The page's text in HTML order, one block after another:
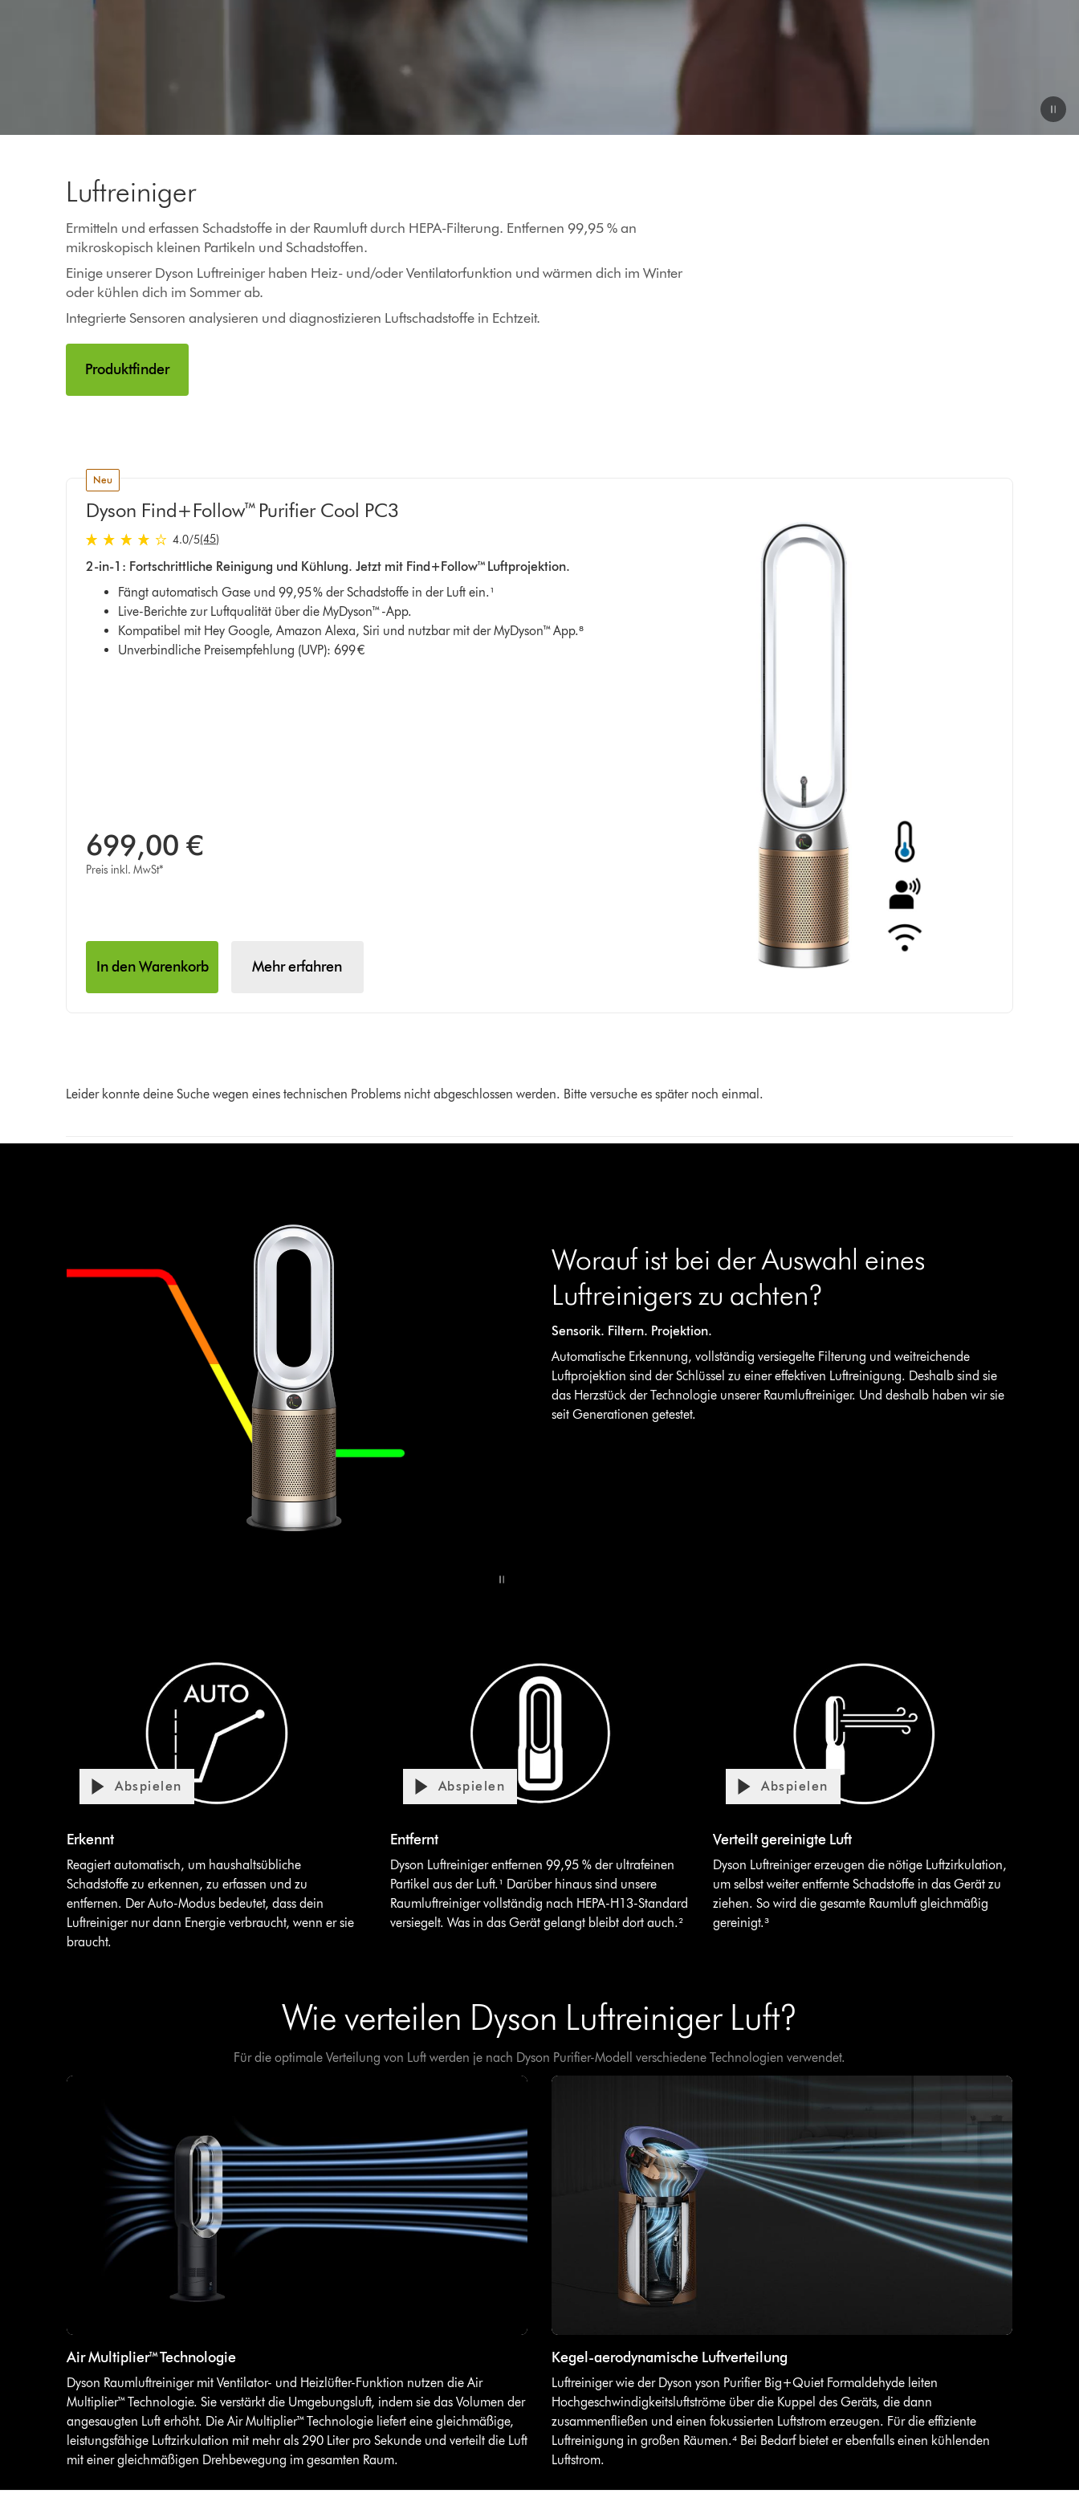
öffnen
Luftreiniger
Ermitteln und erfassen Schadstoffe in der Raumluft durch HEPA-Filterung. Entfernen 99,95 % an
mikroskopisch kleinen Partikeln und Schadstoffen.
Einige unserer Dyson Luftreiniger haben Heiz- und/oder Ventilatorfunktion und wärmen dich im Winter
oder kühlen dich im Sommer ab.
Integrierte Sensoren analysieren und diagnostizieren Luftschadstoffe in Echtzeit.
Produktfinder
neu
Dyson Find+Follow™ Purifier Cool PC3
4.0 von 5 Sternen in 45 Bewertungen
4.0/5(45)
2-in-1: Fortschrittliche Reinigung und Kühlung. Jetzt mit Find+Follow™ Luftprojektion.
Fängt automatisch Gase und 99,95 % der Schadstoffe in der Luft ein.¹
Live-Berichte zur Luftqualität über die MyDyson™-App.
Kompatibel mit Hey Google, Amazon Alexa, Siri und nutzbar mit der MyDyson™ App.⁸
Unverbindliche Preisempfehlung (UVP): 699 €
699,00 €
Preis inkl. MwSt*
In den Warenkorb Mehr erfahren
Leider konnte deine Suche wegen eines technischen Problems nicht abgeschlossen werden. Bitte versuche es später noch einmal.
Transkript
öffnen
Worauf ist bei der Auswahl eines
Luftreinigers zu achten?
Sensorik. Filtern. Projektion.
Automatische Erkennung, vollständig versiegelte Filterung und weitreichende
Luftprojektion sind der Schlüssel zu einer effektiven Luftreinigung. Deshalb sind sie
das Herzstück der Technologie unserer Raumluftreiniger. Und deshalb haben wir sie
seit Generationen getestet.
Transcript
Video-
öffnen
Abspielen
Erkennt
Reagiert automatisch, um haushaltsübliche
Schadstoffe zu erkennen, zu erfassen und zu
entfernen. Der Auto-Modus bedeutet, dass dein
Luftreiniger nur dann Energie verbraucht, wenn er sie
braucht.
Transcript
Video-
öffnen
Abspielen
Entfernt
Dyson Luftreiniger entfernen 99,95 % der ultrafeinen
Partikel aus der Luft.¹ Darüber hinaus sind unsere
Raumluftreiniger vollständig nach HEPA-H13-Standard
versiegelt. Was in das Gerät gelangt bleibt dort auch.²
Transcript
Video-
öffnen
Abspielen
Verteilt gereinigte Luft
Dyson Luftreiniger erzeugen die nötige Luftzirkulation,
um selbst weiter entfernte Schadstoffe in das Gerät zu
ziehen. So wird die gesamte Raumluft gleichmäßig
gereinigt.³
Wie verteilen Dyson Luftreiniger Luft?
Für die optimale Verteilung von Luft werden je nach Dyson Purifier-Modell verschiedene Technologien verwendet.
Air Multiplier™ Technologie
Dyson Raumluftreiniger mit Ventilator- und Heizlüfter-Funktion nutzen die Air
Multiplier™ Technologie. Sie verstärkt die Umgebungsluft, indem sie das Volumen der
angesaugten Luft erhöht. Die Air Multiplier™ Technologie liefert eine gleichmäßige,
leistungsfähige Luftzirkulation mit mehr als 290 Liter pro Sekunde und verteilt die Luft
mit einer gleichmäßigen Drehbewegung im gesamten Raum.
Kegel-aerodynamische Luftverteilung
Luftreiniger wie der Dyson yson Purifier Big+Quiet Formaldehyde leiten
Hochgeschwindigkeitsluftströme über die Kuppel des Geräts, die dann
zusammenfließen und einen fokussierten Luftstrom erzeugen. Für die effiziente
Luftreinigung in großen Räumen.⁴ Bei Bedarf bietet er ebenfalls einen kühlenden
Luftstrom.